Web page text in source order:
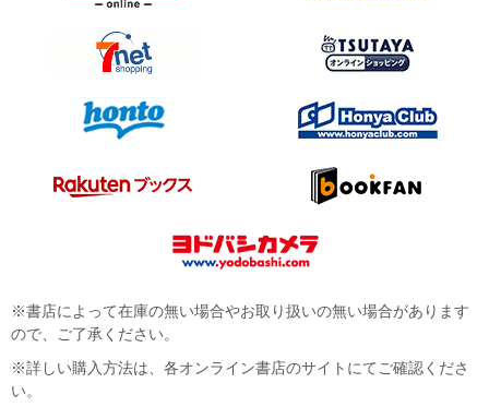
※書店によって在庫の無い場合やお取り扱いの無い場合があります
ので、ご了承ください。
※詳しい購入方法は、各オンライン書店のサイトにてご確認くださ
い。